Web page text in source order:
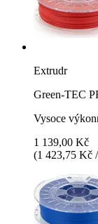
Extrudr
Green-TEC
Vysoce
1 139,00 Kč
(1 423,75 Kč